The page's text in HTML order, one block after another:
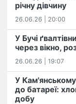
річну дівчину
26.06.26 | 20:00
У Бучі
через вікно,
26.06.26 | 19:07
У
до батареї:
добу